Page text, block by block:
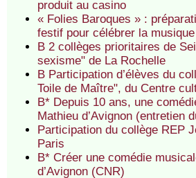
produit au casino
« Folies Baroques » :
festif pour célébrer la
B 2 collèges prioritaires de
sexisme" de La Rochelle
B Participation d’élèves du
Toile de Maître", du Centre
B* Depuis 10 ans, une
Mathieu d’Avignon (entretien
Participation du collège REP
Paris
B* Créer une comédie
d’Avignon (CNR)